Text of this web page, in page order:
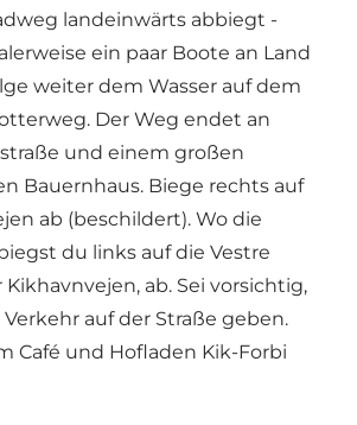
landeinwärts abbiegt -
ein paar Boote an Land
weiter dem Wasser auf dem
Der Weg endet an
und einem großen
Bauernhaus. Biege rechts auf
ab (beschildert). Wo die
du links auf die Vestre
ab. Sei vorsichtig,
auf der Straße geben.
Café und Hofladen Kik-Forbi